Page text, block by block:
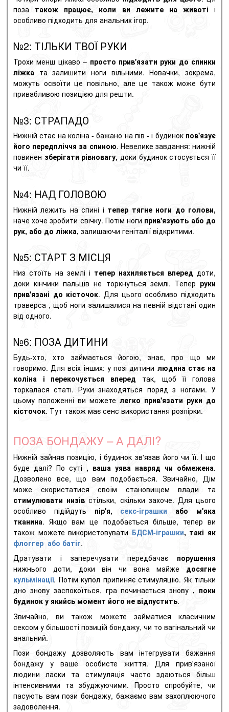
поза також працює, коли ви лежите на животі і
особливо підходить для анальних ігор.
№2: ТІЛЬКИ ТВОЇ РУКИ
Трохи менш цікаво – просто прив'язати руки до спинки
ліжка та залишити ноги вільними. Новачки, зокрема,
можуть освоїти це повільно, але це також може бути
привабливою позицією для решти.
№3: СТРАПАДО
Нижній стає на коліна - бажано на пів - і будинок пов'язує
його передпліччя за спиною. Невелике завдання: нижній
повинен зберігати рівновагу, доки будинок стосується її
чи її.
№4: НАД ГОЛОВОЮ
Нижній лежить на спині і тепер тягне ноги до голови,
наче хоче зробити свічку. Потім ноги прив'язують або до
рук, або до ліжка, залишаючи геніталії відкритими.
№5: СТАРТ З МІСЦЯ
Низ стоїть на землі і тепер нахиляється вперед доти,
доки кінчики пальців не торкнуться землі. Тепер руки
прив'язані до кісточок. Для цього особливо підходить
траверса , щоб ноги залишалися на певній відстані один
від одного.
№6: ПОЗА ДИТИНИ
Будь-хто, хто займається йогою, знає, про що ми
говоримо. Для всіх інших: у позі дитини людина стає на
коліна і перекочується вперед так, щоб її голова
торкалася статі. Руки знаходяться поряд з ногами. У
цьому положенні ви можете легко прив'язати руки до
кісточок. Тут також має сенс використання розпірки.
ПОЗА БОНДАЖУ – А ДАЛІ?
Нижній зайняв позицію, і будинок зв'язав його чи її. І що
буде далі? По суті , ваша уява навряд чи обмежена.
Дозволено все, що вам подобається. Звичайно, Дім
може скористатися своїм становищем влади та
стимулювати низів стільки, скільки захоче. Для цього
особливо підійдуть пір'я, секс-іграшки
або м'яка
тканина. Якщо вам це подобається більше, тепер ви
також можете використовувати БДСМ-іграшки, такі як
флоггер або батіг.
Дратувати і заперечувати передбачає порушення
нижнього доти, доки він чи вона майже досягне
кульмінації. Потім купол припиняє стимуляцію. Як тільки
дно знову заспокоїться, гра починається знову, поки
будинок у якийсь момент його не відпустить.
Звичайно, ви також можете займатися класичним
сексом у більшості позицій бондажу, чи то вагінальний чи
анальний.
Пози бондажу дозволяють вам інтегрувати бажання
бондажу у ваше особисте життя. Для прив'язаної
людини ласки та стимуляція часто здаються більш
інтенсивними та збуджуючими. Просто спробуйте, чи
пасують вам пози бондажу, бажаємо вам захоплюючого
задоволення.